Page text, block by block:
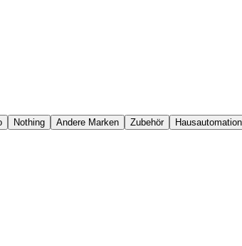
Nothing Andere Marken Zubehör Hausautomation